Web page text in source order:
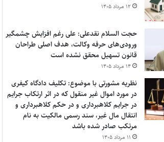
۱۲ مرداد ۱۴۰۵
حجت السلام نقدعلی: علی رغم افزایش چشمگیر
ورودی‌های حرفه وکالت، هدف اصلی طراحان
قانون تسهیل محقق نشده است
۱۴ مرداد ۱۴۰۵
نظریه مشورتی با موضوع: تکلیف دادگاه کیفری
در مورد اموال غیر منقول که در اثر ارتکاب جرایم
در جرایم کلاهبرداری و در حکم کلاهبرداری و
انتقال مال غیر، سند رسمی مالکیت به نام
مرتکب صادر شده باشد
۱۱ مرداد ۱۴۰۵